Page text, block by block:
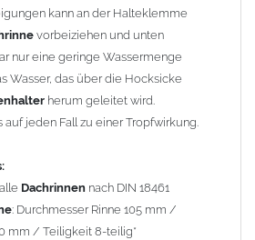
Aus dem 333mm Zuschnitt entsteht,
einem Innendurchmesser von 153mm
Durchmesser von 100mm.
Kontaktkorrosiondürfen
Zink, Aluminium oder verzinkten
angegriffen, insbesondere wenn
auf sie fließt. Lösung: Materialien
oder Beschichtungen) und den
er nur von Zink, Aluminium und
kann an der Halteklemme
vorbeiziehen und unten
nur eine geringe Wassermenge
Wasser, das über die Hocksicke
herum geleitet wird.
auf jeden Fall zu einer Tropfwirkung.
Dachrinnen nach DIN 18461
: Durchmesser Rinne 105 mm /
mm / Teiligkeit 8-teilig*